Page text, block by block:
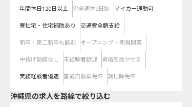
年間休日120日以上 完全週休2日制 マイカー通勤可
寮社宅・住宅補助あり 交通費全額支給
新卒・第二新卒も歓迎 オープニング・新規開業
中抜け勤務なし 未経験者歓迎 資格を活かせる
実務経験者優遇 普通自動車免許 調理師免許
沖縄県の求人を路線で絞り込む